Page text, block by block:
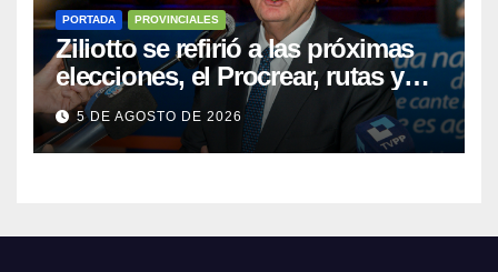
PORTADA PROVINCIALES
Ziliotto se refirió a las próximas
elecciones, el Procrear, rutas y
Vaca Muerta
5 DE AGOSTO DE 2026